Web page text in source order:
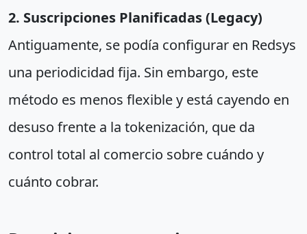
2. Suscripciones Planificadas (Legacy)
Antiguamente, se podía configurar en Redsys
una periodicidad fija. Sin embargo, este
método es menos flexible y está cayendo en
desuso frente a la tokenización, que da
control total al comercio sobre cuándo y
cuánto cobrar.